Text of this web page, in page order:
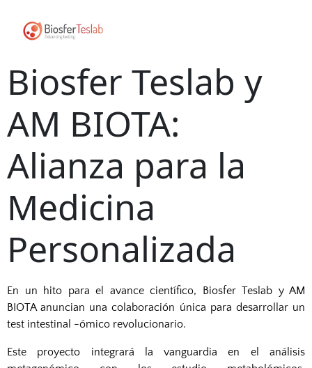
Biosfer Teslab y
AM BIOTA:
Alianza para la
Medicina
Personalizada
En un hito para el avance científico, Biosfer Teslab y AM
BIOTA anuncian unacolaboración única para desarrollar un
test intestinal -ómico revolucionario.
Este proyecto integrará la vanguardia en el análisis